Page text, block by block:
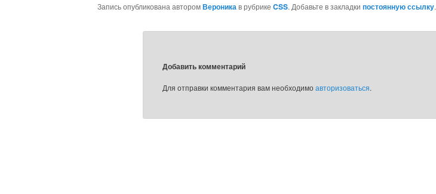
Запись опубликована авторомВероникав рубрикеCSS. Добавьте в закладкипостоянную ссылку.
Добавить комментарий
Для отправки комментария вам необходимоавторизоваться.